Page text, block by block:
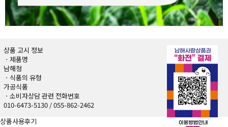
상품 고시 정보
ㆍ제품명
남해청
ㆍ식품의 유형
가공식품
ㆍ소비자상담 관련 전화번호
010-6473-5130 / 055-862-2462
상품사용후기